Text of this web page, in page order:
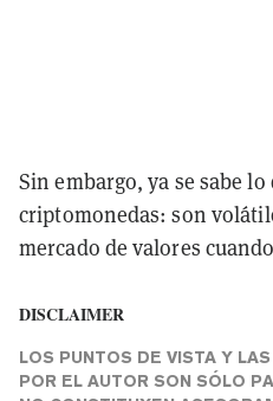
Sin embargo, ya se sabe lo
criptomonedas: son
mercado de valores
DISCLAIMER
LOS PUNTOS DE VISTA Y
POR EL AUTOR SON SÓLO